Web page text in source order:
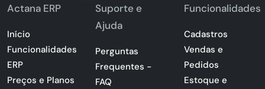
Actana ERP
Início
Funcionalidades
ERP
Preços e Planos
Suporte e
Ajuda
Perguntas
Frequentes -
FAQ
Funcionalidades
Cadastros
Vendas e
Pedidos
Estoque e